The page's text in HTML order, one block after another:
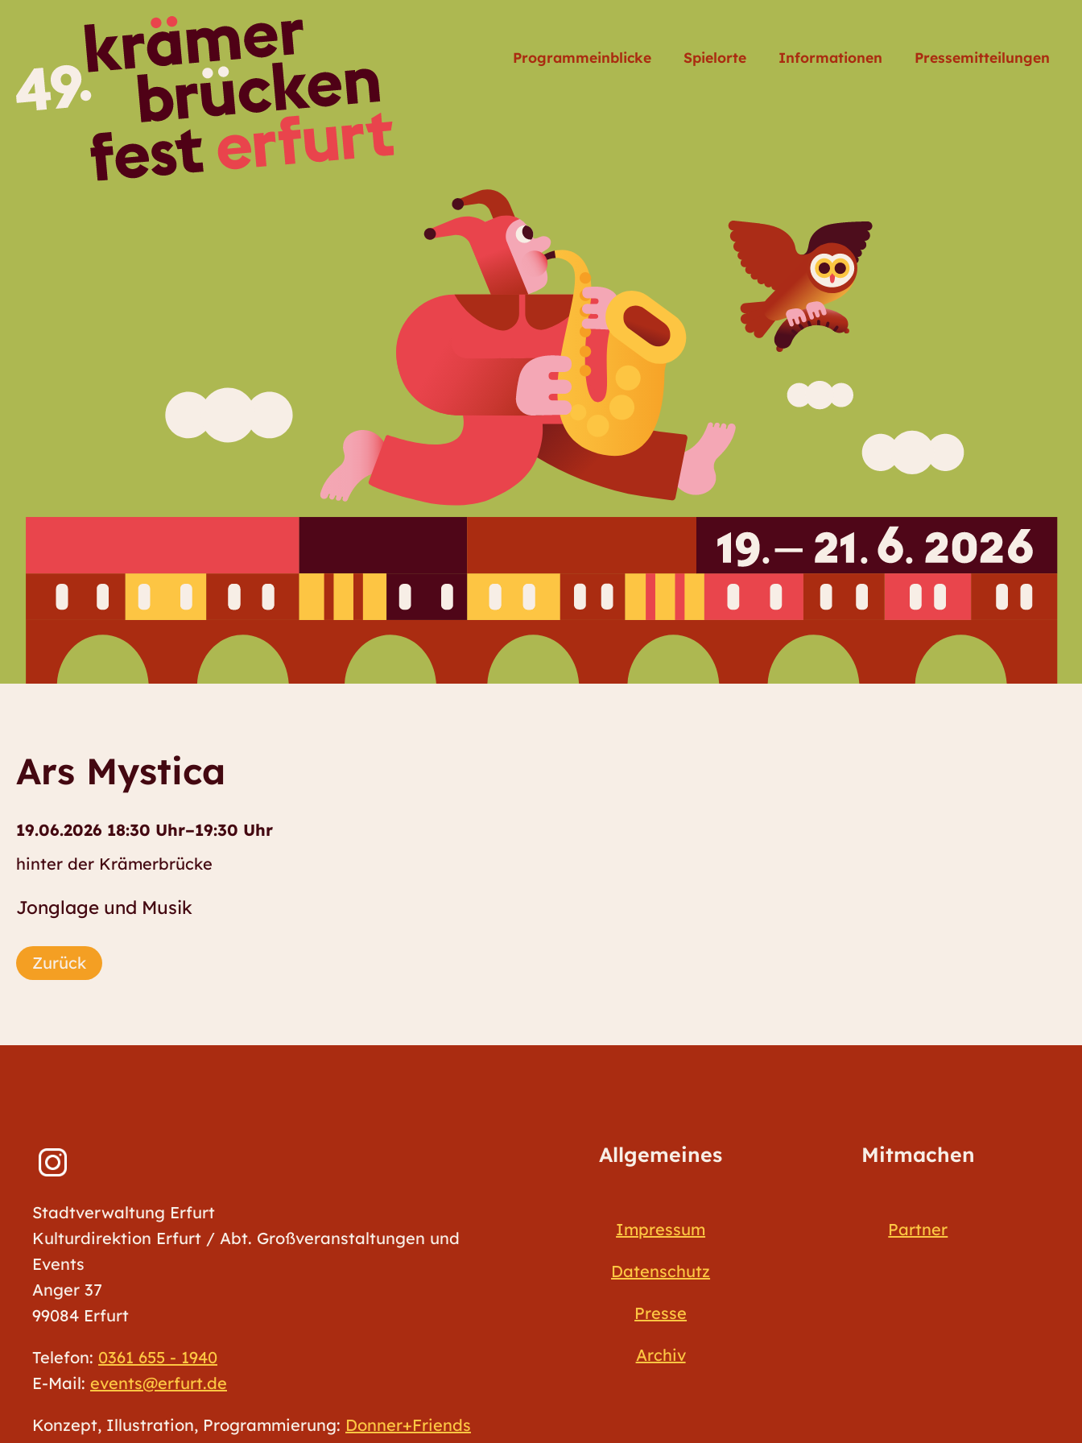
Programmeinblicke Spielorte Informationen Pressemitteilungen
Ars Mystica
19.06.2026 18:30 Uhr–19:30 Uhr
hinter der Krämerbrücke
Jonglage und Musik
Zurück
Stadtverwaltung Erfurt
Kulturdirektion Erfurt / Abt. Großveranstaltungen und
Events
Anger 37
99084 Erfurt
Telefon: 0361 655 - 1940
E-Mail: events@erfurt.de
Konzept, Illustration, Programmierung: Donner+Friends
Allgemeines
Impressum
Datenschutz
Presse
Archiv
Mitmachen
Partner